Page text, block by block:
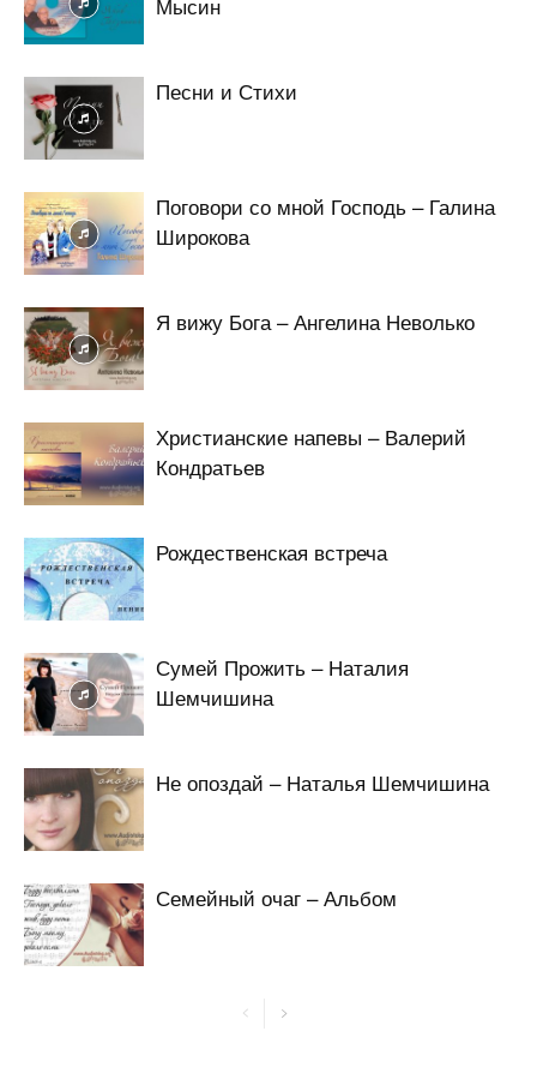
Песни и Стихи
Поговори со мной Господь – Галина
Широкова
Я вижу Бога – Ангелина Неволько
Христианские напевы – Валерий
Кондратьев
Рождественская встреча
Сумей Прожить – Наталия
Шемчишина
Не опоздай – Наталья Шемчишина
Семейный очаг – Альбом